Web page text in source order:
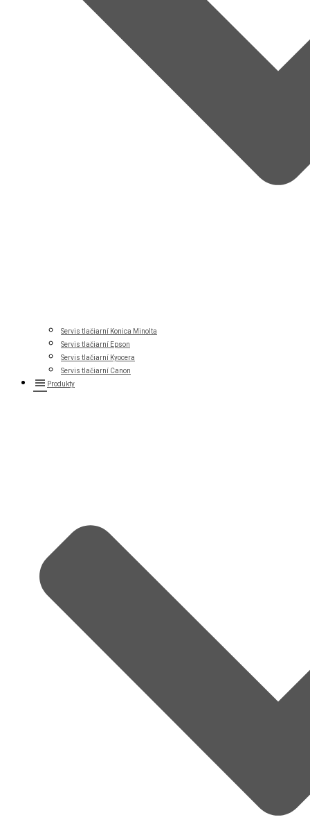
Servis tlačiarní Konica Minolta
Servis tlačiarní Epson
Servis tlačiarní Kyocera
Servis tlačiarní Canon
Produkty